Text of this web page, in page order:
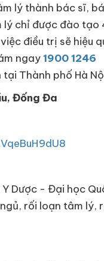
lý thành bác sĩ,
chỉ được đào
điều trị sẽ hiệu
ngay1900 1246
Thành phố Hà
Đống Đa
Dược - Đại học
rối loạn tâm lý,